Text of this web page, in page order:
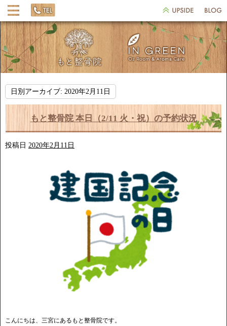
日別アーカイブ: 2020年2月11日
もと整骨院 本日（2/11 火・祝）の予約状況
投稿日 2020年2月11日
こんにちは、三宮にあるもと整骨院です。